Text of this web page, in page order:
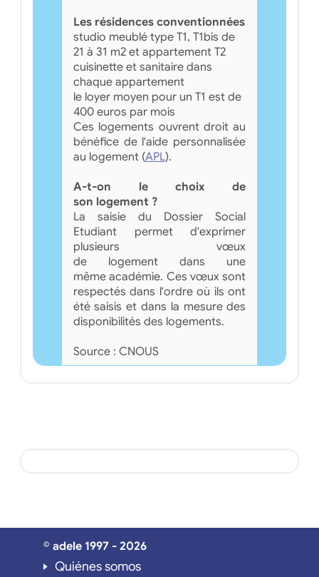
Les résidences conventionnées
studio meublé type T1, T1bis de
21 à 31 m2 et appartement T2
cuisinette et sanitaire dans
chaque appartement
le loyer moyen pour un T1 est de
400 euros par mois
Ces logements ouvrent droit au
bénéfice de l'aide personnalisée
au logement (APL).
A-t-on le choix de
son logement ?
La saisie du Dossier Social
Etudiant permet d'exprimer
plusieurs vœux
de logement dans une
même académie. Ces vœux sont
respectés dans l'ordre où ils ont
été saisis et dans la mesure des
disponibilités des logements.
Source : CNOUS
© adele 1997 - 2026
Quiénes somos